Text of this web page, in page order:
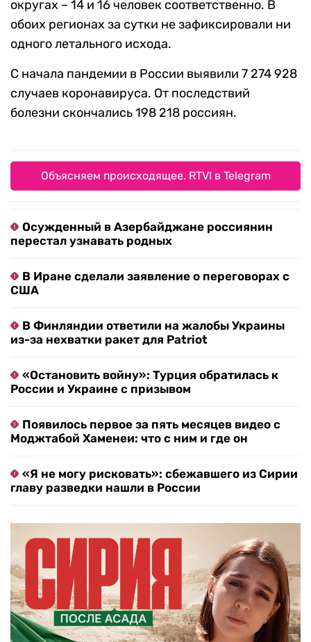
округах – 14 и 16 человек соответственно. В
обоих регионах за сутки не зафиксировали ни
одного летального исхода.
С начала пандемии в России выявили 7 274 928
случаев коронавируса. От последствий
болезни скончались 198 218 россиян.
Объясняем происходящее. RTVI в Telegram
Осужденный в Азербайджане россиянин
перестал узнавать родных
В Иране сделали заявление о переговорах с
США
В Финляндии ответили на жалобы Украины
из-за нехватки ракет для Patriot
«Остановить войну»: Турция обратилась к
России и Украине с призывом
Появилось первое за пять месяцев видео с
Моджтабой Хаменеи: что с ним и где он
«Я не могу рисковать»: сбежавшего из Сирии
главу разведки нашли в России